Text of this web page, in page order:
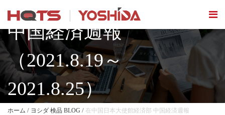
中国経済週報
（2021.8.19～
2021.8.25）
ホーム / ヨシダ 検品 BLOG / 在中国日本大使館経済部 中国経済週報